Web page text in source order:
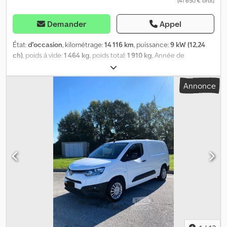
Demander Appel
État:d'occasion, kilométrage:14 116 km, puissance:9 kW (12,24
ch), poids à vide:1 464 kg, poids total:1 910 kg, Année de
, poids en ordre de marche:
immatriculation : 16.02.2021. Équipement de série : - Batterie
lithium-fer-phosphate à très hautes performances, incluant le
système de chauffage de la batterie. - Système d’alerte sonore
pour véhicules (AVAS). - Protection des piétons. - Chauffage du
pare-brise. - Cabine fermée avec portes en verre et une fenêtre
coulissante de chaque côté. - Volant à gauche. - Couleur
standard : blanc (RAL 9010). - Pneus toutes saisons. -
Homologation routière N1. Dodpfx Aqelb Rt Ierswa - Chargeur
220 V, 16 A (temps de charge maximum : 6,5 heures). Équipement
spécial : - Batterie : 72 V LiFePO4 (14 400 Wh).
Annonce